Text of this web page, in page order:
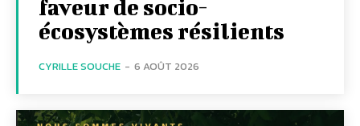
faveur de socio-
écosystèmes résilients
CYRILLE SOUCHE - 6 AOÛT 2026